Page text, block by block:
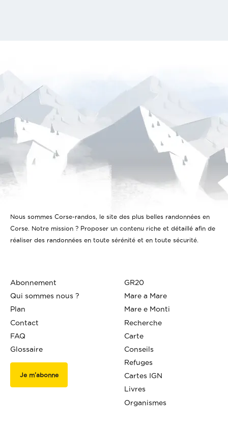
Nous sommes Corse-randos, le site des plus belles randonnées en
Corse. Notre mission ? Proposer un contenu riche et détaillé afin de
réaliser des randonnées en toute sérénité et en toute sécurité.
Abonnement
Qui sommes nous ?
Plan
Contact
FAQ
Glossaire
Je m'abonne
GR20
Mare a Mare
Mare e Monti
Recherche
Carte
Conseils
Refuges
Cartes IGN
Livres
Organismes